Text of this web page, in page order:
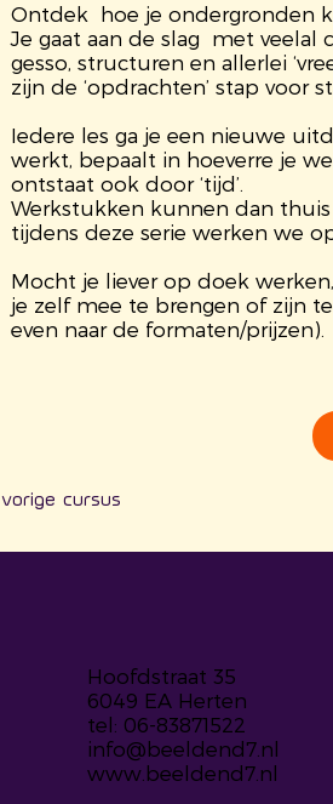
Ontdek hoe je ondergronden
Je gaat aan de slag met
gesso, structuren en allerlei
zijn de ‘opdrachten’ stap voor
Iedere les ga je een nieuwe
werkt, bepaalt in hoeverre je
ontstaat ook door ‘tijd’.
Werkstukken kunnen dan
tijdens deze serie werken we
Mocht je liever op doek
je zelf mee te brengen of zijn
even naar de formaten/prijzen).
vorige cursus
Hoofdstraat 35
6049 EA Herten
tel: 06-83871522
info@beeldend7.nl
www.beeldend7.nl